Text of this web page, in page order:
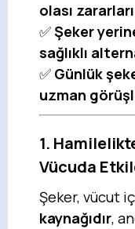
olası zararları
✅Şeker
sağlıklı
✅ Günlük
uzman
1.
Vücuda
Şeker, vücut
kaynağıdır,